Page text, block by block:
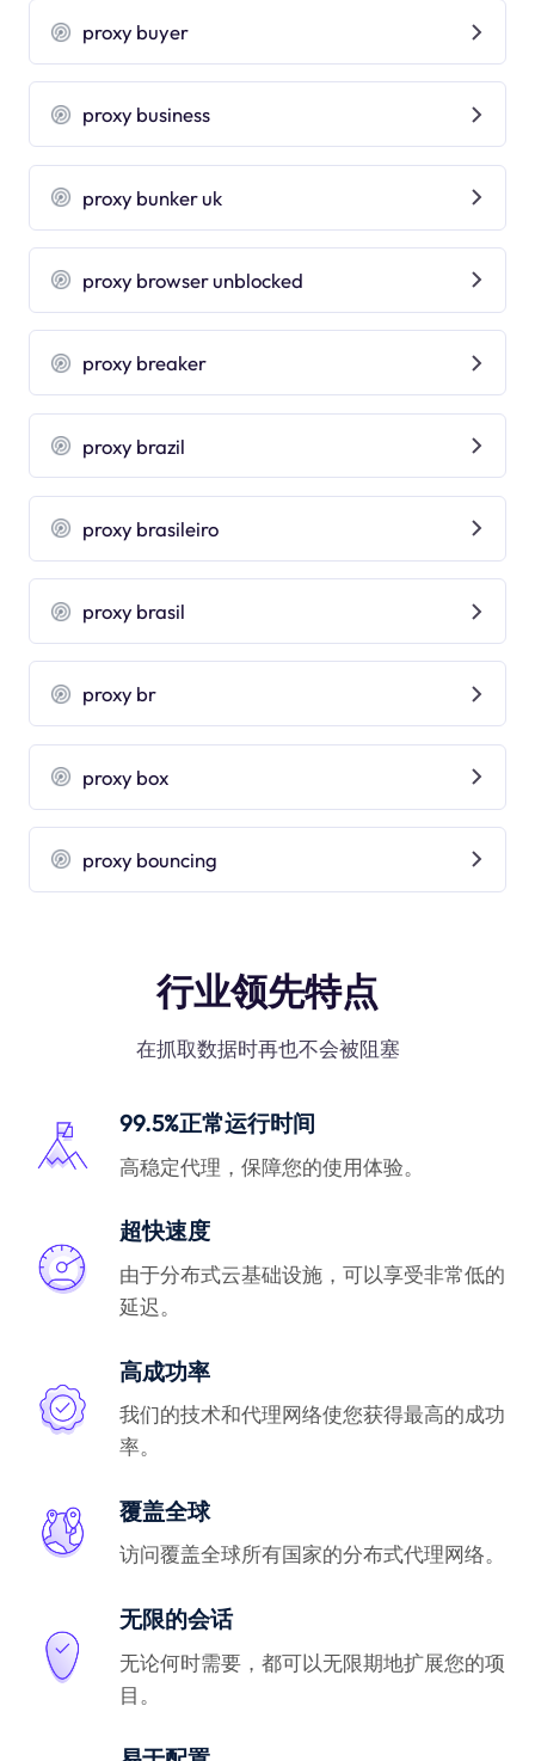
proxy buyer
proxy business
proxy bunker uk
proxy browser unblocked
proxy breaker
proxy brazil
proxy brasileiro
proxy brasil
proxy br
proxy box
proxy bouncing
行业领先特点
在抓取数据时再也不会被阻塞
99.5%正常运行时间
高稳定代理，保障您的使用体验。
超快速度
由于分布式云基础设施，可以享受非常低的
延迟。
高成功率
我们的技术和代理网络使您获得最高的成功
率。
覆盖全球
访问覆盖全球所有国家的分布式代理网络。
无限的会话
无论何时需要，都可以无限期地扩展您的项
目。